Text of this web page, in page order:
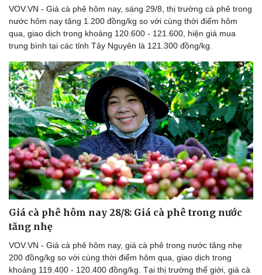
Thông tin doanh nghiệp
Doanh nghiệp 24h
Doanh nhân
Vì cộng đồng
Sành điệu
Tin Công nghệ
Trải nghiệm
Chuyển đổi số
VOV.VN - Giá cà phê hôm nay, sáng 29/8, thị trường cà phê trong
nước hôm nay tăng 1.200 đồng/kg so với cùng thời điểm hôm
qua, giao dịch trong khoảng 120.600 - 121.600, hiện giá mua
trung bình tại các tỉnh Tây Nguyên là 121.300 đồng/kg.
Giá cà phê hôm nay 28/8: Giá cà phê trong nước
tăng nhẹ
VOV.VN - Giá cà phê hôm nay, giá cà phê trong nước tăng nhẹ
200 đồng/kg so với cùng thời điểm hôm qua, giao dịch trong
khoảng 119.400 - 120.400 đồng/kg. Tại thị trường thế giới, giá cà